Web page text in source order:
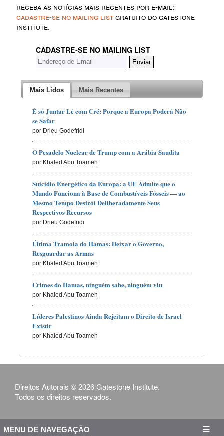
receba as notícias mais recentes por e-mail:
cadastre-se no mailing listgratuito do gatestone
institute.
CADASTRE-SE NO MAILING LIST
Mais Lidos Mais Recentes
É só Juntar Lé com Cré: Porque a Europa Poderá Não
se Safar
por Drieu Godefridi
O Pesadelo Nuclear de Trump com a Arábia Saudita
por Khaled Abu Toameh
Suicídio Energético da Europa: a UE Admite que o
Mundo Funciona à Base de Combustíveis Fósseis — ao
Mesmo Tempo Destrói Deliberadamente Seus
Respectivos Recursos
por Drieu Godefridi
Última Tramoia do Hamas: Deixar o Governo,
Resguardar as Armas
por Khaled Abu Toameh
Crimes do Hamas, ninguém sabe, ninguém viu
por Khaled Abu Toameh
Líderes Palestinos Ainda Rejeitam o Direito de Israel
Existir
por Khaled Abu Toameh
Direitos Autorais © 2026 Gatestone Institute.
Todos os direitos reservados.
MENU DE NAVEGAÇÃO